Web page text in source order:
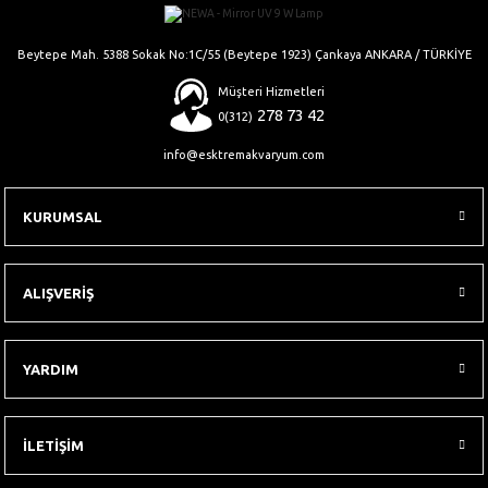
Gönder
Beytepe Mah. 5388 Sokak No:1C/55 (Beytepe 1923) Çankaya ANKARA / TÜRKİYE
Müşteri Hizmetleri
0(312) 278 73 42
info@esktremakvaryum.com
KURUMSAL
ALIŞVERİŞ
YARDIM
İLETİŞİM